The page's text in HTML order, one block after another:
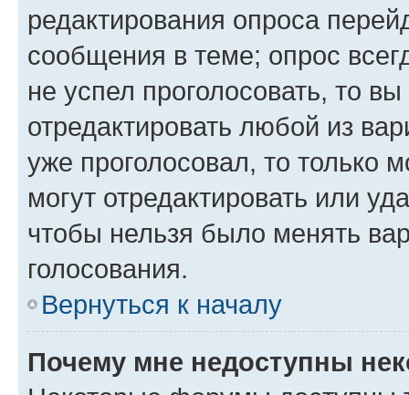
редактирования опроса
сообщения в теме; опрос
не успел проголосовать, то
отредактировать любой из
уже проголосовал, то только
могут отредактировать или
чтобы нельзя было менять
голосования.
Вернуться к началу
Почему мне недоступны